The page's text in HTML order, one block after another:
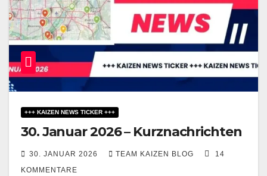
+++ KAIZEN NEWS TICKER +++
30. Januar 2026 – Kurznachrichten
30. JANUAR 2026 TEAM KAIZEN BLOG
14
KOMMENTARE